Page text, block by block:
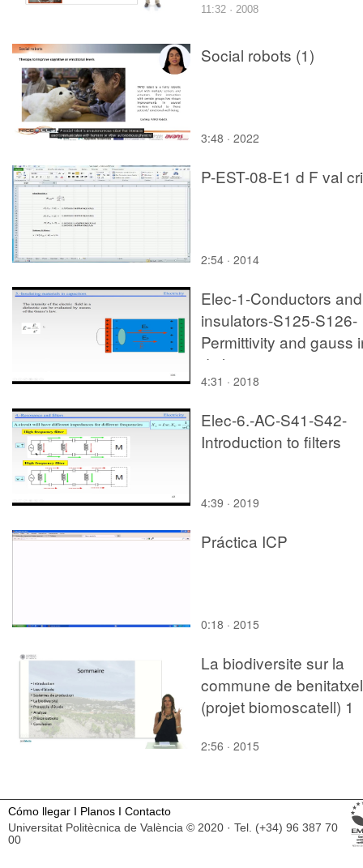
11:32 · 2008
Social robots (1)
3:48 · 2022
P-EST-08-E1 d F val cri
2:54 · 2014
Elec-1-Conductors and
insulators-S125-S126-
Permittivity and gauss
dielectrics
4:31 · 2018
Elec-6.-AC-S41-S42-
Introduction to filters
4:39 · 2019
Práctica ICP
0:18 · 2015
La biodiversite sur la
commune de
(projet biomoscatell) 1
2:56 · 2015
Cómo llegar I Planos I Contacto
Universitat Politècnica de València © 2020 · Tel. (+34) 96 387 70
00